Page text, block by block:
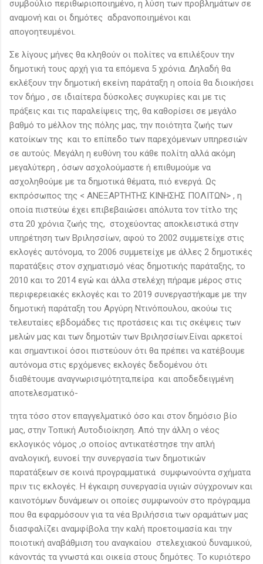
συμβούλιο περιθωριοποιημένο, η λύση των προβλημάτων σε
αναμονή και οι δημότες αδρανοποιημένοι και
απογοητευμένοι.
Σε λίγους μήνες θα κληθούν οι πολίτες να επιλέξουν την
δημοτική τους αρχή για τα επόμενα 5 χρόνια. Δηλαδή θα
εκλέξουν την δημοτική εκείνη παράταξη η οποία θα διοικήσει
τον δήμο , σε ιδιαίτερα δύσκολες συγκυρίες και με τις
πράξεις και τις παραλείψεις της, θα καθορίσει σε μεγάλο
βαθμό το μέλλον της πόλης μας, την ποιότητα ζωής των
κατοίκων της και το επίπεδο των παρεχόμενων υπηρεσιών
σε αυτούς. Μεγάλη η ευθύνη του κάθε πολίτη αλλά ακόμη
μεγαλύτερη , όσων ασχολούμαστε ή επιθυμούμε να
ασχοληθούμε με τα δημοτικά θέματα, πιό ενεργά. Ως
εκπρόσωπος της < ΑΝΕΞΑΡΤΗΤΗΣ ΚΙΝΗΣΗΣ ΠΟΛΙΤΩΝ> , η
οποία πιστεύω έχει επιβεβαιώσει απόλυτα τον τίτλο της
στα 20 χρόνια ζωής της, στοχεύοντας αποκλειστικά στην
υπηρέτηση των Βριλησσίων, αφού το 2002 συμμετείχε στις
εκλογές αυτόνομα, το 2006 συμμετείχε με άλλες 2 δημοτικές
παρατάξεις στον σχηματισμό νέας δημοτικής παράταξης, το
2010 και το 2014 εγώ και άλλα στελέχη πήραμε μέρος στις
περιφερειακές εκλογές και το 2019 συνεργαστήκαμε με την
δημοτική παράταξη του Αργύρη Ντινόπουλου, ακούω τις
τελευταίες εβδομάδες τις προτάσεις και τις σκέψεις των
μελών μας και των δημοτών των Βριλησσίων.Είναι αρκετοί
και σημαντικοί όσοι πιστεύουν ότι θα πρέπει να κατέβουμε
αυτόνομα στις ερχόμενες εκλογές δεδομένου ότι
διαθέτουμε αναγνωρισιμότητα,πείρα και αποδεδειγμένη
αποτελεσματικό-
τητα τόσο στον επαγγελματικό όσο και στον δημόσιο βίο
μας, στην Τοπική Αυτοδιοίκηση. Από την άλλη ο νέος
εκλογικός νόμος ,ο οποίος αντικατέστησε την απλή
αναλογική, ευνοεί την συνεργασία των δημοτικών
παρατάξεων σε κοινά προγραμματικά συμφωνούντα σχήματα
πριν τις εκλογές. Η έγκαιρη συνεργασία υγιών σύγχρονων και
καινοτόμων δυνάμεων οι οποίες συμφωνούν στο πρόγραμμα
που θα εφαρμόσουν για τα νέα Βριλήσσια των οραμάτων μας
διασφαλίζει αναμφίβολα την καλή προετοιμασία και την
ποιοτική αναβάθμιση του αναγκαίου στελεχιακού δυναμικού,
κάνοντάς τα γνωστά και οικεία στους δημότες. Το κυριότερο